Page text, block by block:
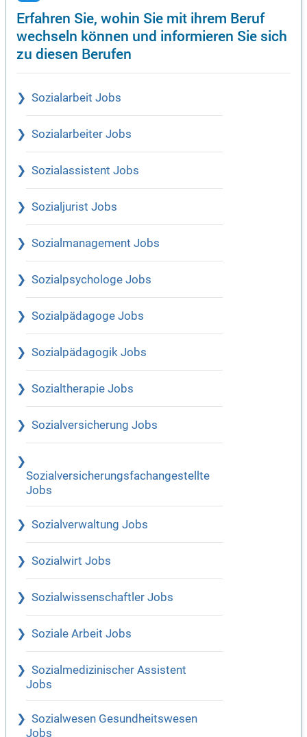
Erfahren Sie, wohin Sie mit ihrem Beruf
wechseln können und informieren Sie sich
zu diesen Berufen
Sozialarbeit Jobs
Sozialarbeiter Jobs
Sozialassistent Jobs
Sozialjurist Jobs
Sozialmanagement Jobs
Sozialpsychologe Jobs
Sozialpädagoge Jobs
Sozialpädagogik Jobs
Sozialtherapie Jobs
Sozialversicherung Jobs
Sozialversicherungsfachangestellte
Jobs
Sozialverwaltung Jobs
Sozialwirt Jobs
Sozialwissenschaftler Jobs
Soziale Arbeit Jobs
Sozialmedizinischer Assistent
Jobs
Sozialwesen Gesundheitswesen
Jobs